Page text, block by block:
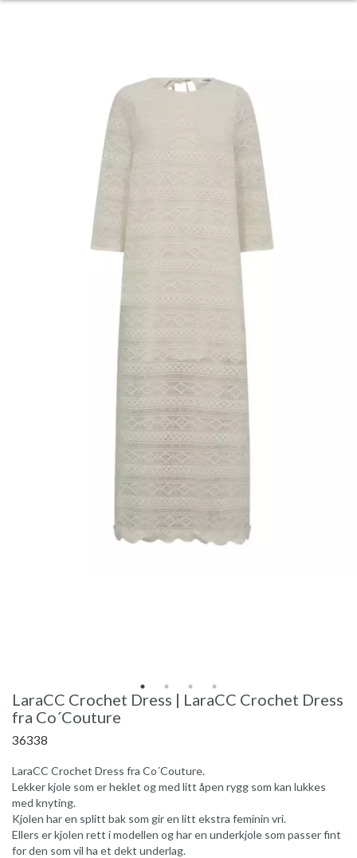
LaraCC Crochet Dress | LaraCC Crochet Dress
fra Co´Couture
36338
LaraCC Crochet Dress fra Co´Couture.
Lekker kjole som er heklet og med litt åpen rygg som kan lukkes
med knyting.
Kjolen har en splitt bak som gir en litt ekstra feminin vri.
Ellers er kjolen rett i modellen og har en underkjole som passer fint
for den som vil ha et dekt underlag.